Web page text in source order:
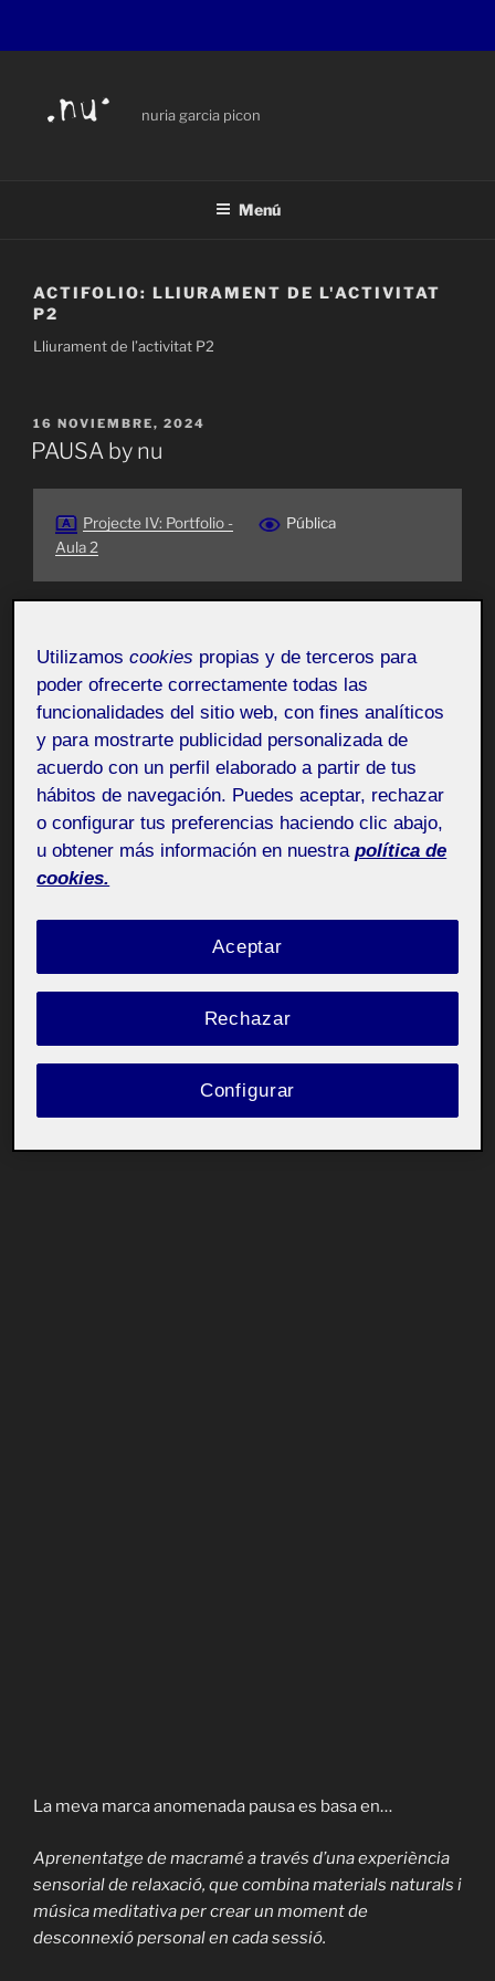
contenido
nuria garcia picon
Menú
ACTIFOLIO: LLIURAMENT DE L'ACTIVITAT
P2
Lliurament de l’activitat P2
PUBLICADO
EL
16 NOVIEMBRE, 2024
PAUSA by nu
Projecte IV: Portfolio -
Aula 2
Pública
La meva marca anomenada pausa es basa en…
Aprenentatge de macramé a través d’una experiència
sensorial de relaxació, que combina materials naturals i
música meditativa per crear un moment de
desconnexió personal en cada sessió.
Utilizamoscookies propias y de terceros para
poder ofrecerte correctamente todas las
funcionalidades del sitio web, con fines analíticos
y para mostrarte publicidad personalizada de
acuerdo con un perfil elaborado a partir de tus
hábitos de navegación. Puedes aceptar, rechazar
o configurar tus preferencias haciendo clic abajo,
u obtener más información en nuestra política de
cookies.
Rechazar
Aceptar
Configurar